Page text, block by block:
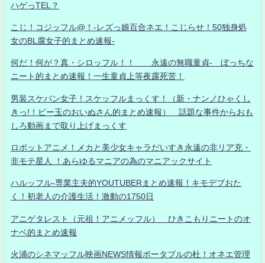
ハゲっTEL？
こじ！コジッフル@！-レズっ娘百合ネエ！こじらせ！50独身処
女のBL腐女子的まとめ速報-
何だ！何が？真・シロッフル！！ 永遠の無職童貞- ぼっちな
ニート的まとめ速報！一生童貞上等夜露死苦！
男装スケバン女子！スケッフルまっくす！（新・ナンノひゃくし
きっ!！ビー玉のおいぬさん的まとめ速報） 話題な事件からおも
しろ動画まで取り上げまっくす
ロボットアニメ！メカと美少女キャラだいすき永遠の非リア充・
非モテ星人 ！あらゆるマニアの為のマニアックサイト
ハルッフル-専業主夫的YOUTUBERまとめ速報！キモデブおた
く！初老人の介護生活！激動の1750日
アニゲタレスト（元祖！アニメッフル） ひきこもりニートのオ
ナベ的まとめ速報
火浦のシネマッフル映画NEWS情報ポータブルの杜！オネエ管理